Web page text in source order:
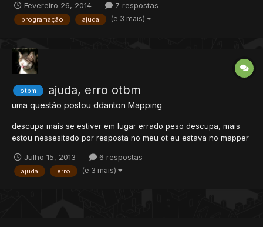
não deu nenhum erro mas na Hora que fui abrir a Distro
compilada deu esse erro: fatal otbm loader - could not open th...
Fevereiro 26, 2014 7 respostas
programação ajuda (e 3 mais)
otbm ajuda, erro otbm
uma questão postou ddanton Mapping
descupa mais se estiver em lugar errado peso descupa, mais
estou nessesitado por resposta no meu ot eu estava no mapper
erro: FATAL: OTBM Loader - Could not open the file
data/world/test.otbm. tentei de tudo tirar otbm trocar nome t...
Julho 15, 2013 6 respostas
ajuda erro (e 3 mais)